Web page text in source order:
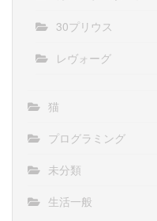
30プリウス
レヴォーグ
猫
プログラミング
未分類
生活一般